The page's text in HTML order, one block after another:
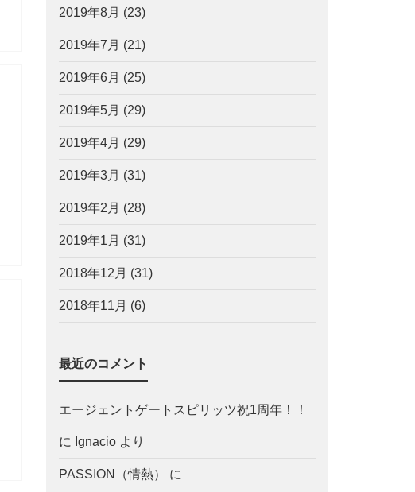
2019年8月 (23)
2019年7月 (21)
2019年6月 (25)
2019年5月 (29)
2019年4月 (29)
2019年3月 (31)
2019年2月 (28)
2019年1月 (31)
2018年12月 (31)
2018年11月 (6)
最近のコメント
エージェントゲートスピリッツ祝1周年！！
に Ignacioより
PASSION（情熱） に